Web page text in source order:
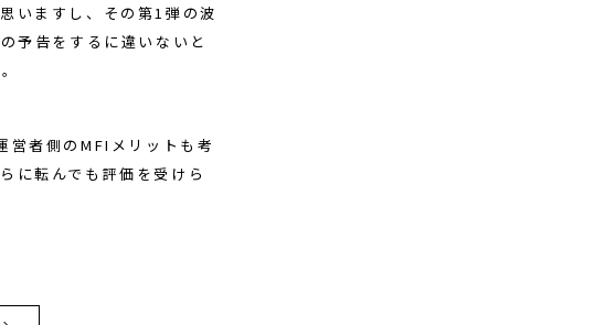
いますし、その第1弾の波
予告をするに違いないと
営者側のMFIメリットも考
に転んでも評価を受けら